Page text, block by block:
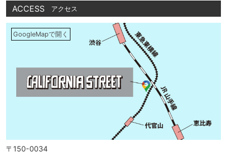
ACCESS アクセス
GoogleMapで開く
〒150-0034